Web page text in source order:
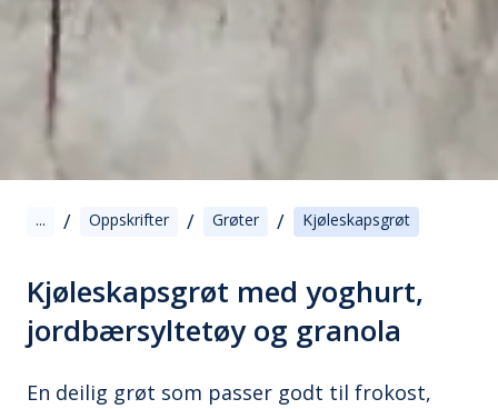
... / Oppskrifter / Grøter / Kjøleskapsgrøt
Kjøleskapsgrøt med yoghurt,
jordbærsyltetøy og granola
En deilig grøt som passer godt til frokost,